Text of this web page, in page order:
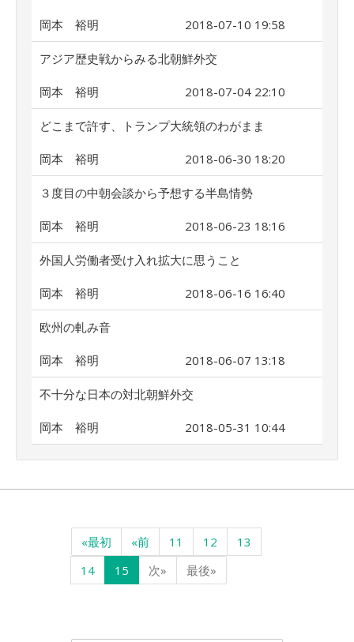
岡本 裕明 2018-07-10 19:58
アジア歴史戦からみる北朝鮮外交
岡本 裕明 2018-07-04 22:10
どこまで許す、トランプ大統領のわがまま
岡本 裕明 2018-06-30 18:20
３度目の中朝会談から予想する半島情勢
岡本 裕明 2018-06-23 18:16
外国人労働者受け入れ拡大に思うこと
岡本 裕明 2018-06-16 16:40
欧州の軋み音
岡本 裕明 2018-06-07 13:18
不十分な日本の対北朝鮮外交
岡本 裕明 2018-05-31 10:44
«最初 «前 11 12
13
14
15 次» 最後»